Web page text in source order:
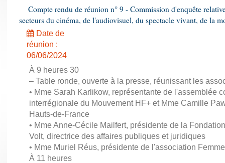
Compte rendu de réunion n° 9 - Commission d'enquête
secteurs du cinéma, de l'audiovisuel, du spectacle vivant, de la
Date de
réunion :
06/06/2024
À 9 heures 30
– Table ronde, ouverte à la presse, réunissant les
• Mme Sarah Karlikow, représentante de l'assemblée
interrégionale du Mouvement HF+ et Mme Camille
Hauts-de-France
• Mme Anne-Cécile Mailfert, présidente de la
Volt, directrice des affaires publiques et juridiques
• Mme Muriel Réus, présidente de l'association
À 11 heures